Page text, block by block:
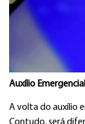
Auxílio
A volta do auxílio